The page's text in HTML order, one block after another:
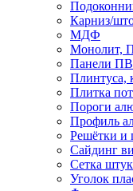
Карниз/
МДФ
Монолит,
Панели
Плинтуса,
Плитка
Пороги
Профиль
Решётки и
Сайдинг
Сетка
Уголок